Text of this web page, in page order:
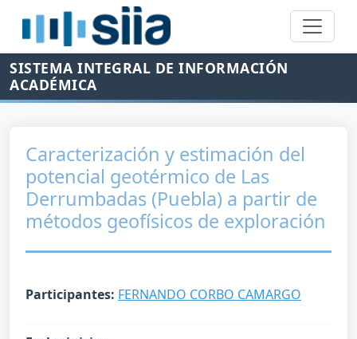
SISTEMA INTEGRAL DE INFORMACIÓN
ACADÉMICA
Caracterización y estimación del
potencial geotérmico de Las
Derrumbadas (Puebla) a partir de
métodos geofísicos de exploración
Participantes: FERNANDO CORBO CAMARGO